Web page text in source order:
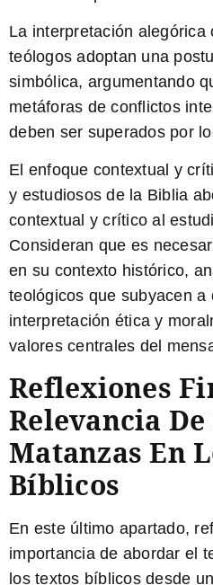
La interpretación alegórica
teólogos adoptan una
simbólica, argumentando
metáforas de conflictos
deben ser superados por
El enfoque contextual y
y estudiosos de la Biblia
contextual y crítico al
Consideran que es
en su contexto histórico,
teológicos que subyacen
interpretación ética y
valores centrales del
Reflexiones
Relevancia De
Matanzas En
Bíblicos
En este último apartado,
importancia de abordar el
los textos bíblicos desde